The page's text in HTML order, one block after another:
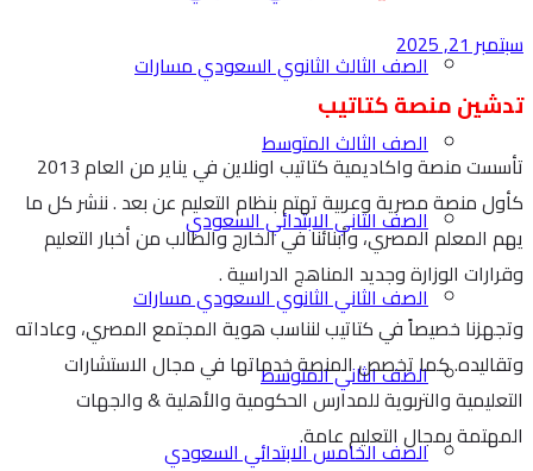
الصف الثالث الثانوي السعودي مسارات
الصف الثالث المتوسط
الصف الثاني الابتدائي السعودي
الصف الثاني الثانوي السعودي مسارات
الصف الثاني المتوسط
الصف الخامس الابتدائي السعودي
سبتمبر 21, 2025
تدشين منصة كتاتيب
تأسست منصة واكاديمية كتاتيب اونلاين في يناير من العام 2013
كأول منصة مصرية وعربية تهتم بنظام التعليم عن بعد . ننشر كل ما
يهم المعلم المصري، وأبنائنا في الخارج والطالب من أخبار التعليم
وقرارات الوزارة وجديد المناهج الدراسية .
وتجهزنا خصيصاً في كتاتيب لنناسب هوية المجتمع المصري، وعاداته
وتقاليده. كما تخصص المنصة خدماتها في مجال الاستشارات
التعليمية والتربوية للمدارس الحكومية والأهلية & والجهات
المهتمة بمجال التعليم عامة.